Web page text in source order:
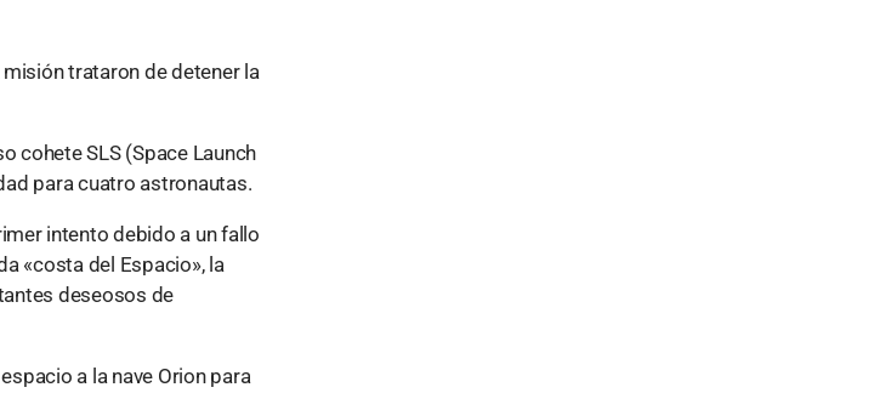
trataron de detener la
cohete SLS (Space Launch
para cuatro astronautas.
intento debido a un fallo
«costa del Espacio», la
deseosos de
a la nave Orion para